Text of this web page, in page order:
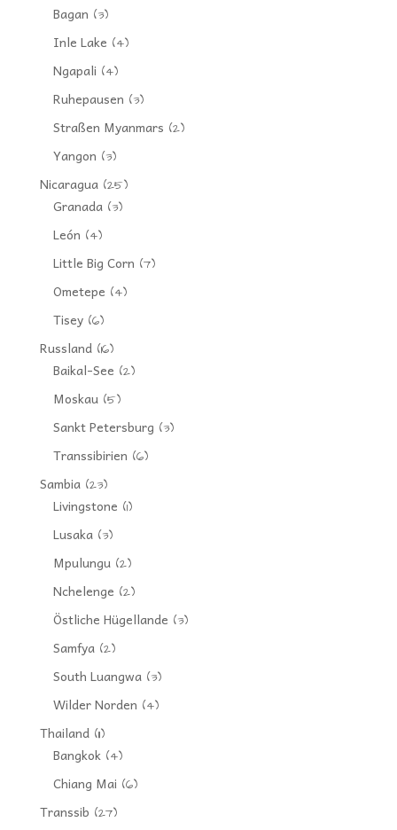
Bagan (3)
Inle Lake (4)
Ngapali (4)
Ruhepausen (3)
Straßen Myanmars (2)
Yangon (3)
Nicaragua(25)
Granada(3)
León (4)
Little Big Corn (7)
Ometepe (4)
Tisey(6)
Russland(16)
Baikal-See (2)
Moskau(5)
Sankt Petersburg (3)
Transsibirien (6)
Sambia(23)
Livingstone (1)
Lusaka(3)
Mpulungu(2)
Nchelenge (2)
Östliche Hügellande (3)
Samfya(2)
South Luangwa(3)
Wilder Norden (4)
Thailand(11)
Bangkok(4)
Chiang Mai (6)
Transsib (27)